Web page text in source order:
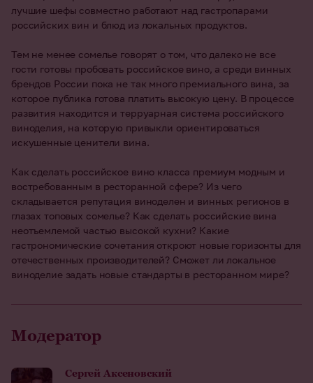
лучшие шефы совместно работают над гастропарами
российских вин и блюд из локальных продуктов.
Тем не менее сомелье говорят о том, что далеко не все
гости готовы пробовать российское вино, а среди винных
брендов России пока не так много премиального вина, за
которое публика готова платить высокую цену. В процессе
развития находится и терруарная система российского
виноделия, на которую привыкли ориентироваться
искушенные ценители вина.
Как сделать российское вино класса премиум модным и
востребованным в ресторанной сфере? Из чего
складывается репутация виноделен и винных регионов в
глазах топовых сомелье? Как сделать российские вина
неотъемлемой частью высокой кухни? Какие
гастрономические сочетания откроют новые горизонты для
отечественных производителей? Сможет ли локальное
виноделие задать новые стандарты в ресторанном мире?
Модератор
Сергей Аксеновский